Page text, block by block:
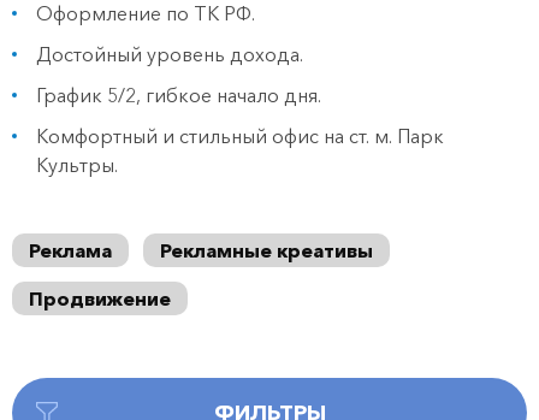
Оформление по ТК РФ.
Достойный уровень дохода.
График 5/2, гибкое начало дня.
Комфортный и стильный офис на ст. м. Парк
Культры.
Реклама
Рекламные креативы
Продвижение
ФИЛЬТРЫ